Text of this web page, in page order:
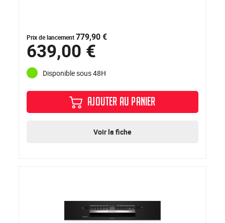
Prix de lancement779,90 €
639,00 €
Disponible sous 48H
AJOUTER AU PANIER
Voir la fiche